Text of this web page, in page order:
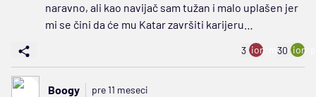
naravno, ali kao navijač sam tužan i malo uplašen jer
mi se čini da će mu Katar završiti karijeru…
3 ion:minus
30
Boogy pre 11 meseci